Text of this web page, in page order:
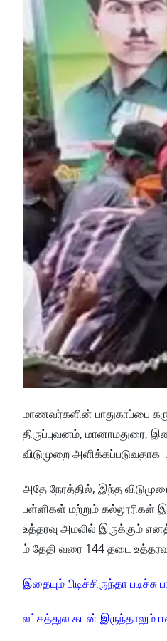
மாணவர்களின் பாதுகாப்பை
திருப்புவனம், மானாமதுரை,
விடுமுறை
அதே நேரத்தில், இந்த
பள்ளிகள் மற்றும் கல்லூரிகள்
உத்தரவு அமலில் இருக்கும்
ம் தேதி வரை 144 தடை
இதையும் பிடிச்சிருந்தா படிச்சு
லட்சத்துல கடன் இருந்தாலும்